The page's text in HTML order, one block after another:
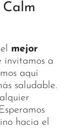
Calm
mejor
invitamos a
aquí
saludable.
hacia el